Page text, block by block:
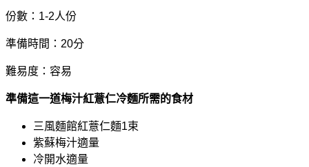
份數：1-2人份
準備時間：20分
難易度：容易
準備這一道梅汁紅薏仁冷麵所需的食材
三風麵館紅薏仁麵1束
紫蘇梅汁適量
冷開水適量